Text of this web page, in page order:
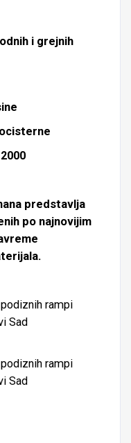
i grejnih
predstavlja
po najnovijim